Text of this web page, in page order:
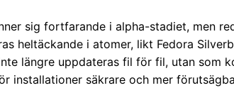
sig fortfarande i alpha-stadiet, men
heltäckande i atomer, likt Fedora
längre uppdateras fil för fil, utan som
installationer säkrare och mer